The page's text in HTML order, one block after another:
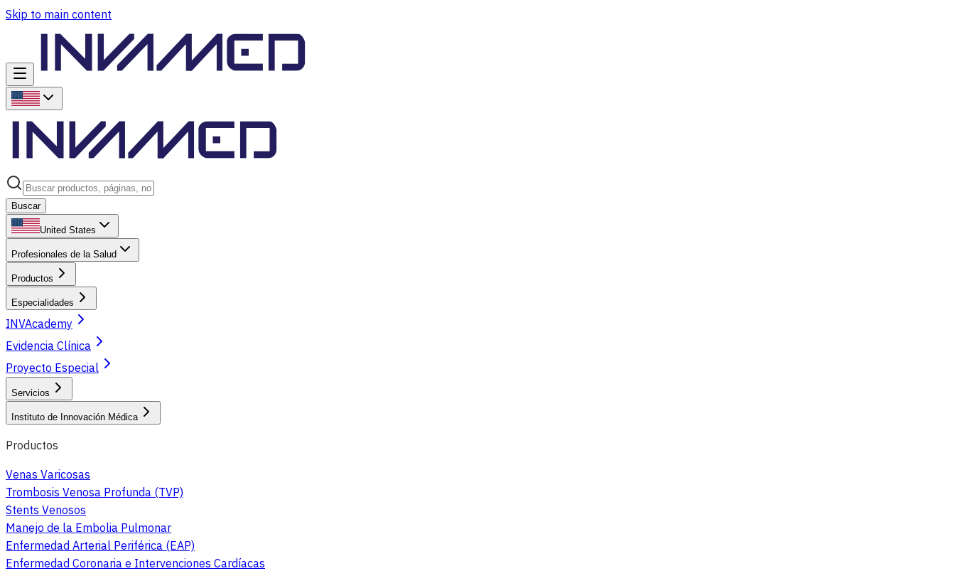
Skip to main content
Buscar
United States
Profesionales de la Salud
Productos
Especialidades
INVAcademy
Evidencia Clínica
Proyecto Especial
Servicios
Instituto de Innovación Médica
Productos
Venas Varicosas
Trombosis Venosa Profunda (TVP)
Stents Venosos
Manejo de la Embolia Pulmonar
Enfermedad Arterial Periférica (EAP)
Enfermedad Coronaria e Intervenciones Cardíacas